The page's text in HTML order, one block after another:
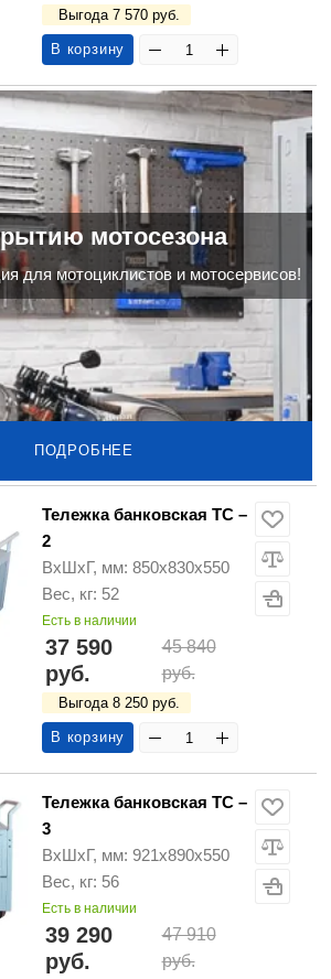
Выгода 7 570 руб.
В корзину
мотосезона
для мотоциклистов и мотосервисов!
ПОДРОБНЕЕ
Тележка банковская ТС –
2
ВхШхГ, мм: 850х830х550
Вес, кг: 52
Есть в наличии
37 590
руб.
45 840
руб.
Выгода 8 250 руб.
В корзину
Тележка банковская ТС –
3
ВхШхГ, мм: 921х890х550
Вес, кг: 56
Есть в наличии
39 290
руб.
47 910
руб.